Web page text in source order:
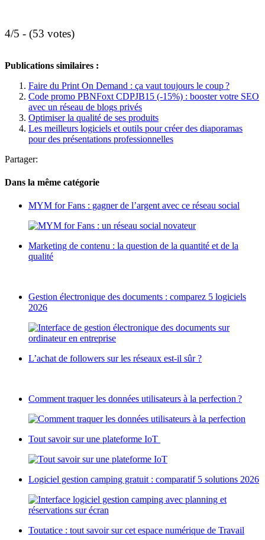
4/5 - (53 votes)
Publications similaires :
Faire du Print On Demand : ça vaut toujours le coup ?
Code promo PBNFoxt CDPJB15 (-15%) : booster votre SEO
avec un réseau de blogs privés
Optimiser la qualité de ses produits
Les meilleurs logiciels et outils pour créer des diaporamas
pour des présentations professionnelles
Partager:
Dans la même catégorie
MYM for Fans : gagner de l’argent avec ce réseau social
Marketing de contenu : la question de la quantité et de la
qualité
Gestion électronique des documents : comparez 5 logiciels
2026
L’achat de followers sur les réseaux est-il sûr ?
Comment traquer les données utilisateurs à la perfection ?
Tout savoir sur une plateforme IoT
Logiciel gestion camping gratuit : comparatif 5 solutions 2026
Toutatice : tout savoir sur cet espace numérique de Travail